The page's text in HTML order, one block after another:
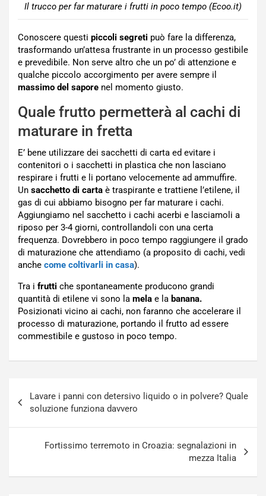
Il trucco per far maturare i frutti in poco tempo (Ecoo.it)
Conoscere questi piccoli segreti può fare la differenza,
trasformando un’attesa frustrante in un processo gestibile
e prevedibile. Non serve altro che un po’ di attenzione e
qualche piccolo accorgimento per avere sempre il
massimo del sapore nel momento giusto.
Quale frutto permetterà al cachi di
maturare in fretta
E’ bene utilizzare dei sacchetti di carta ed evitare i
contenitori o i sacchetti in plastica che non lasciano
respirare i frutti e li portano velocemente ad ammuffire.
Un sacchetto di carta è traspirante e trattiene l’etilene, il
gas di cui abbiamo bisogno per far maturare i cachi.
Aggiungiamo nel sacchetto i cachi acerbi e lasciamoli a
riposo per 3-4 giorni, controllandoli con una certa
frequenza. Dovrebbero in poco tempo raggiungere il grado
di maturazione che attendiamo (a proposito di cachi, vedi
anche come coltivarli in casa).
Tra i frutti che spontaneamente producono grandi
quantità di etilene vi sono la mela e la banana.
Posizionati vicino ai cachi, non faranno che accelerare il
processo di maturazione, portando il frutto ad essere
commestibile e gustoso in poco tempo.
articoli
Lavare i panni con detersivo liquido o in polvere? Quale
soluzione funziona davvero
Fortissimo terremoto in Croazia: segnalazioni in
mezza Italia